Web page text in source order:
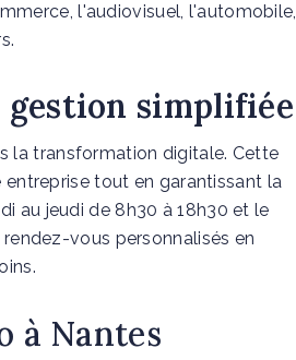
l'audiovisuel, l'automobile,
gestion simplifiée
la transformation digitale. Cette
tout en garantissant la
au jeudi de 8h30 à 18h30 et le
vous personnalisés en
à Nantes